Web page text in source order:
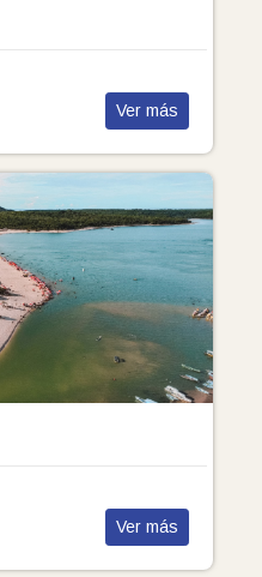
Ver más
Ver más